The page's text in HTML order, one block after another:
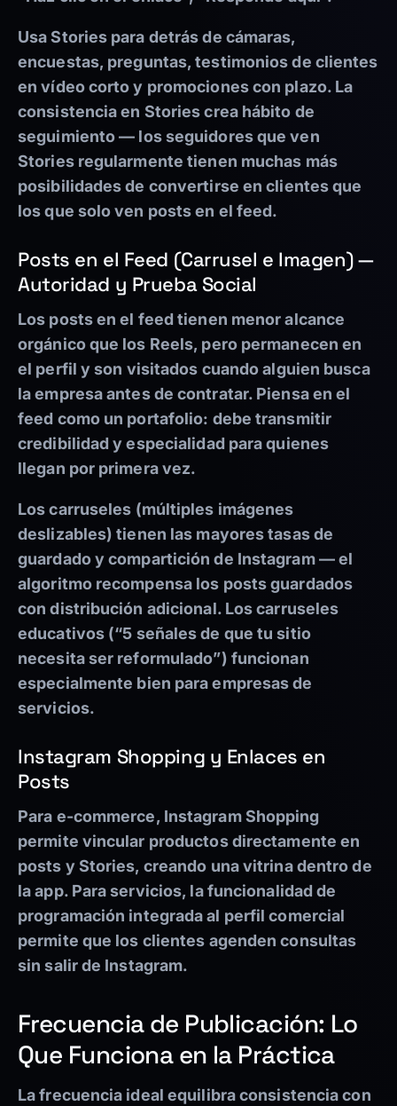
Usa Stories para detrás de cámaras,
encuestas, preguntas, testimonios de clientes
en vídeo corto y promociones con plazo. La
consistencia en Stories crea hábito de
seguimiento — los seguidores que ven
Stories regularmente tienen muchas más
posibilidades de convertirse en clientes que
los que solo ven posts en el feed.
Posts en el Feed (Carrusel e Imagen) —
Autoridad y Prueba Social
Los posts en el feed tienen menor alcance
orgánico que los Reels, pero permanecen en
el perfil y son visitados cuando alguien busca
la empresa antes de contratar. Piensa en el
feed como un portafolio: debe transmitir
credibilidad y especialidad para quienes
llegan por primera vez.
Los carruseles (múltiples imágenes
deslizables) tienen las mayores tasas de
guardado y compartición de Instagram — el
algoritmo recompensa los posts guardados
con distribución adicional. Los carruseles
educativos (“5 señales de que tu sitio
necesita ser reformulado”) funcionan
especialmente bien para empresas de
servicios.
Instagram Shopping y Enlaces en
Posts
Para e-commerce, Instagram Shopping
permite vincular productos directamente en
posts y Stories, creando una vitrina dentro de
la app. Para servicios, la funcionalidad de
programación integrada al perfil comercial
permite que los clientes agenden consultas
sin salir de Instagram.
Frecuencia de Publicación: Lo
Que Funciona en la Práctica
La frecuencia ideal equilibra consistencia con